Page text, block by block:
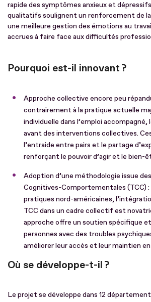
rapide des symptômes anxieux et
qualitatifs soulignent un renforcement de
une meilleure gestion des émotions au
accrues à faire face aux difficultés
Pourquoi est-il innovant ?
Approche collective encore peu
contrairement à la pratique actuelle
individuelle dans l’emploi
avant des interventions collectives.
l’entraide entre pairs et le partage
renforçant le pouvoir d’agir et le bien-
Adoption d’une méthodologie issue
Cognitives-Comportementales (TCC) :
pratiques nord-américaines,
TCC dans un cadre collectif est
approche offre un soutien spécifique
personnes avec des troubles
améliorer leur accès et leur maintien
Où se développe-t-il ?
Le projet se développe dans 12